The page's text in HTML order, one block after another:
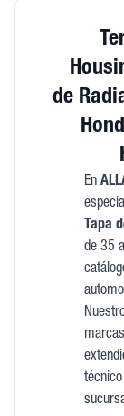
de
En
Tapa
de 35